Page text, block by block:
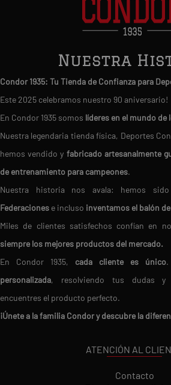
Nuestra
Condor 1935: Tu Tienda de Confianza para
Este 2025 celebramos nuestro 90 aniversario!
En Condor 1935 somos líderes en el mundo
Nuestra legendaria tienda física, Deportes
hemos vendido y fabricado artesanalmente
de entrenamiento para campeones.
Nuestra historia nos avala: hemos sido
Federaciones e incluso inventamos el balón
Miles de clientes satisfechos confían en
siempre los mejores productos del mercado.
En Condor 1935, cada cliente es único.
personalizada, resolviendo tus dudas y
encuentres el producto perfecto.
¡Únete a la familia Condor y descubre la
ATENCIÓN AL
Contacto